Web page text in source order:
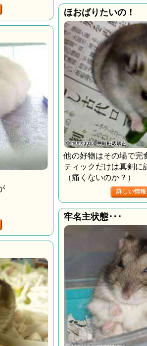
ほおばりたいの！
他の好物はその場で完
ティックだけは真剣に
（痛くないのか？）
詳しい情
牢名主状態･･･